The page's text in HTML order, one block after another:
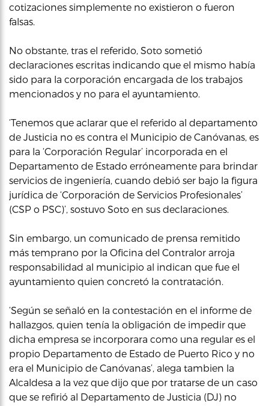
cotizaciones simplemente no existieron o fueron
falsas.
No obstante, tras el referido, Soto sometió
declaraciones escritas indicando que el mismo había
sido para la corporación encargada de los trabajos
mencionados y no para el ayuntamiento.
‘Tenemos que aclarar que el referido al departamento
de Justicia no es contra el Municipio de Canóvanas, es
para la ‘Corporación Regular’ incorporada en el
Departamento de Estado erróneamente para brindar
servicios de ingeniería, cuando debió ser bajo la figura
jurídica de ‘Corporación de Servicios Profesionales’
(CSP o PSC)’, sostuvo Soto en sus declaraciones.
Sin embargo, un comunicado de prensa remitido
más temprano por la Oficina del Contralor arroja
responsabilidad al municipio al indican que fue el
ayuntamiento quien concretó la contratación.
‘Según se señaló en la contestación en el informe de
hallazgos, quien tenía la obligación de impedir que
dicha empresa se incorporara como una regular es el
propio Departamento de Estado de Puerto Rico y no
era el Municipio de Canóvanas’, alega tambien la
Alcaldesa a la vez que dijo que por tratarse de un caso
que se refirió al Departamento de Justicia (DJ) no